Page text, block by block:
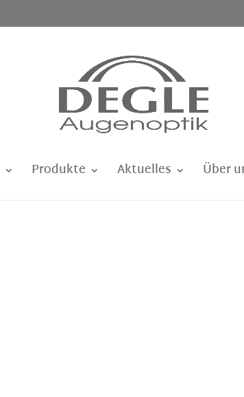
Produkte Aktuelles Über